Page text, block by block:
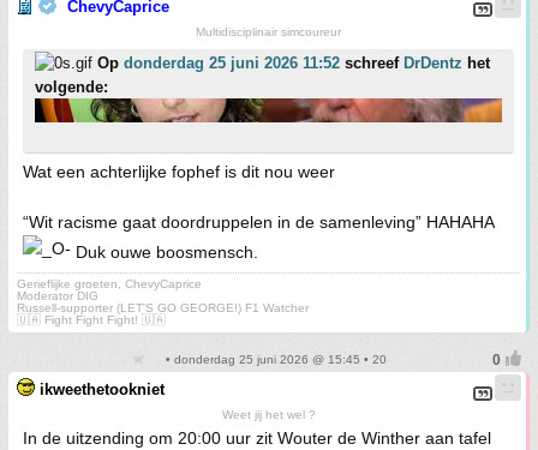
ChevyCaprice
Multidisciplinair simcoureur
Op donderdag 25 juni 2026 11:52 schreef DrDentz het
volgende:
Wat een achterlijke fophef is dit nou weer
“Wit racisme gaat doordruppelen in de samenleving” HAHAHA
Duk ouwe boosmensch.
Gerieflijke groeten, ChevyCaprice
Moderator DIG
Russell-supporter (LET'S GO GEORGE!) F1 Watcher
🇺🇦 Fight Fight Fight! 🇺🇦
• donderdag 25 juni 2026 @ 15:45 • 20
ikweethetookniet
Weet jij het wel ?
In de uitzending om 20:00 uur zit Wouter de Winther aan tafel